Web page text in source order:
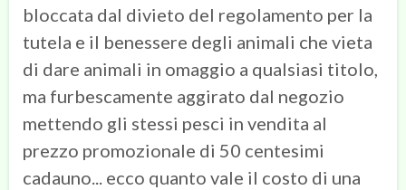
bloccata dal divieto del regolamento per la
tutela e il benessere degli animali che vieta
di dare animali in omaggio a qualsiasi titolo,
ma furbescamente aggirato dal negozio
mettendo gli stessi pesci in vendita al
prezzo promozionale di 50 centesimi
cadauno... ecco quanto vale il costo di una